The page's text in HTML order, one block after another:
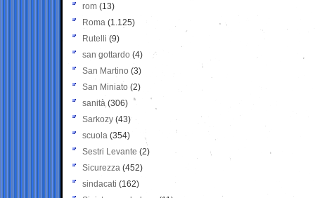
rom (13)
Roma (1.125)
Rutelli (9)
san gottardo (4)
San Martino (3)
San Miniato (2)
sanità (306)
Sarkozy (43)
scuola (354)
Sestri Levante (2)
Sicurezza (452)
sindacati (162)